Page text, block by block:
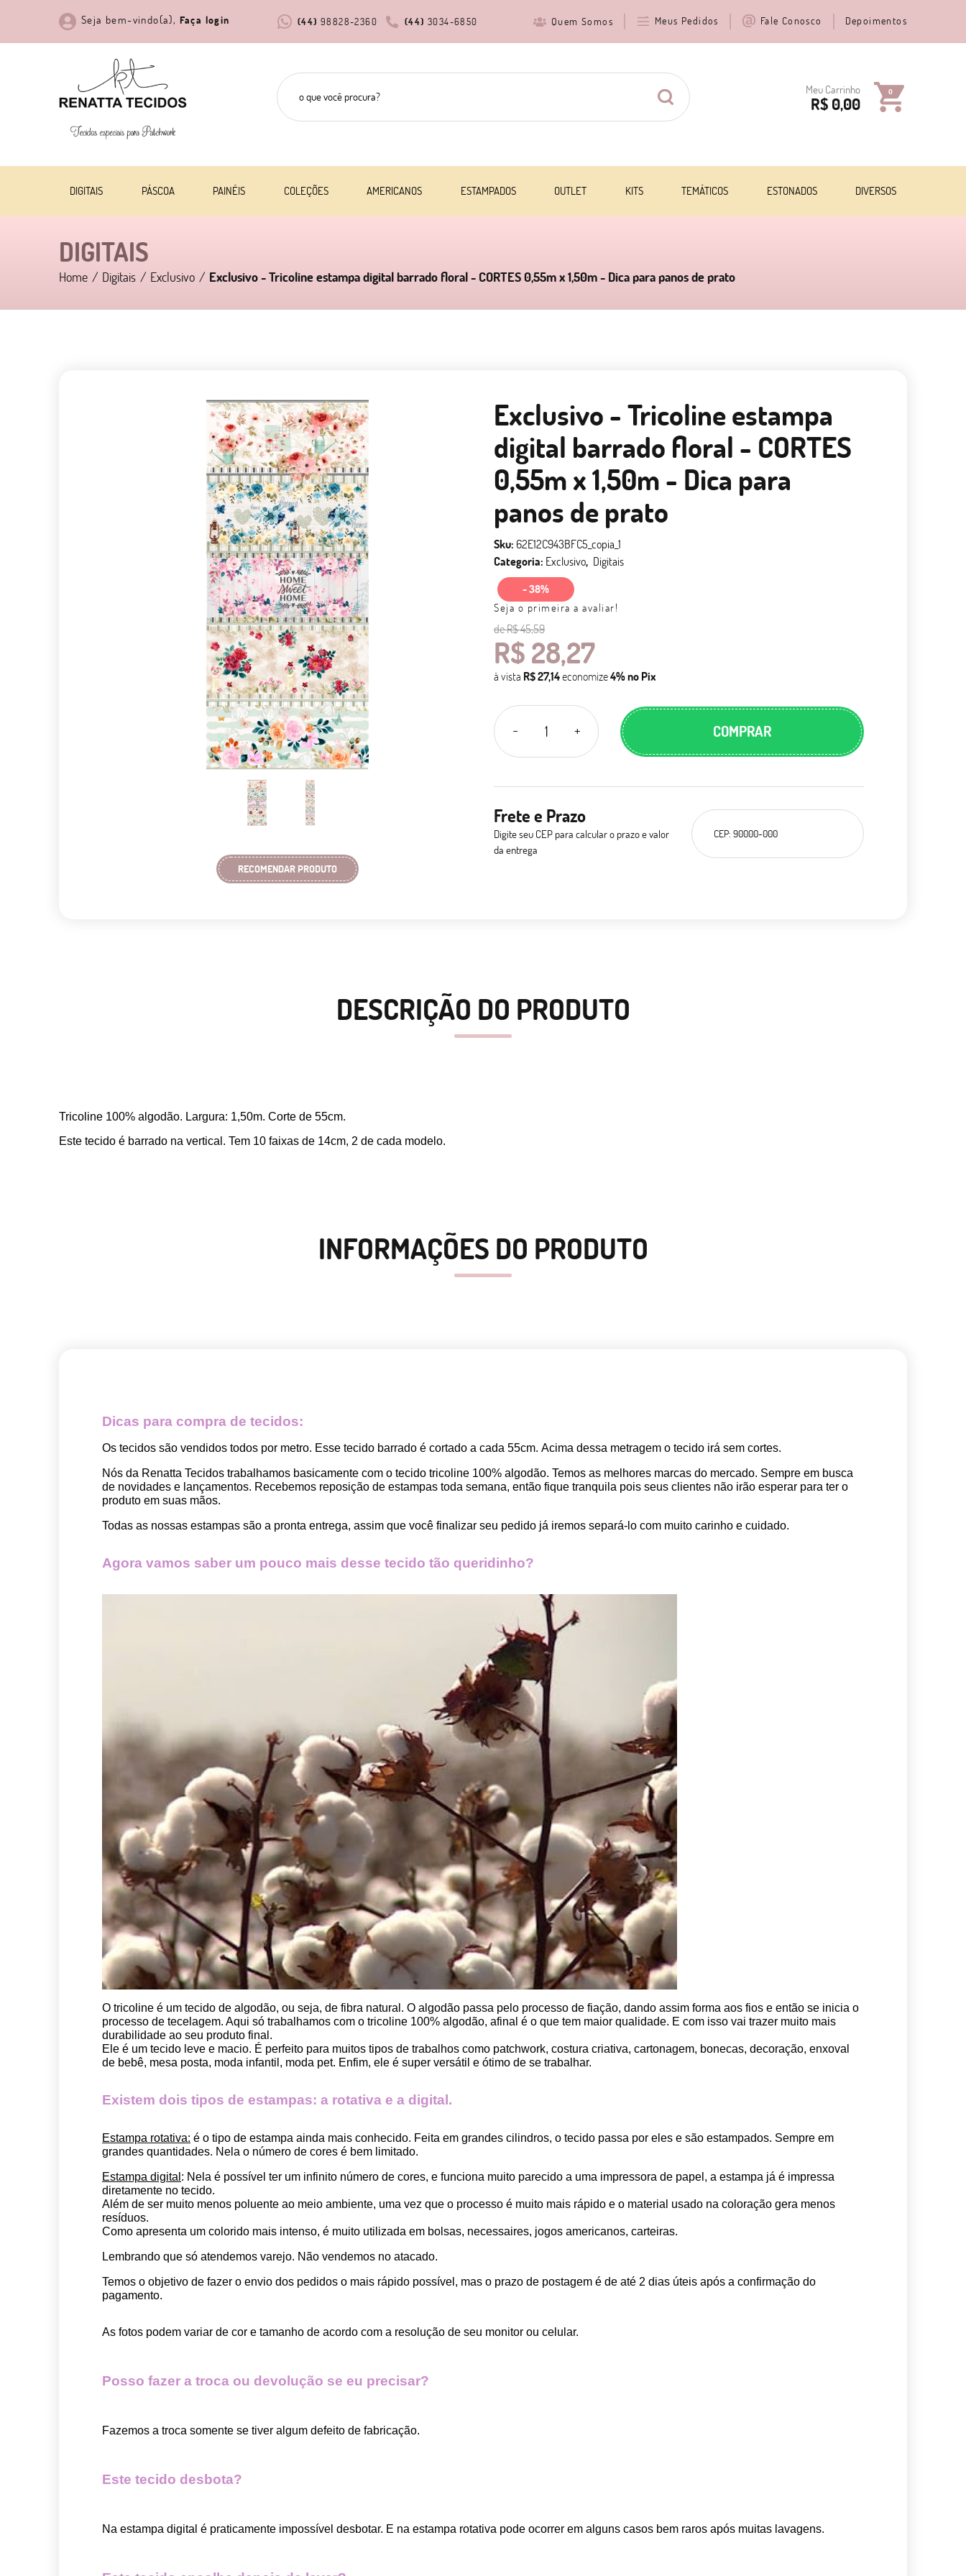
Seja bem-vindo(a), Faça login (44) 3034-6850
(44) 98828-2360 Quem Somos Meus Pedidos Fale Conosco Depoimentos
Meu Carrinho 0
R$ 0,00
DIGITAIS PÁSCOA PAINÉIS COLEÇÕES AMERICANOS ESTAMPADOS OUTLET KITS TEMÁTICOS ESTONADOS DIVERSOS
DIGITAIS
Home Digitais Exclusivo Exclusivo - Tricoline estampa digital barrado floral - CORTES 0,55m x 1,50m - Dica para panos de prato
RECOMENDAR PRODUTO
Exclusivo - Tricoline estampa
digital barrado floral - CORTES
0,55m x 1,50m - Dica para
panos de prato
Sku: 62E12C943BFC5_copia_1
Categoria: Exclusivo Digitais
- 38%
Seja o primeira a avaliar!
deR$ 45,59
R$ 28,27
à vista R$ 27,14economize4%no Pix
COMPRAR
Frete e Prazo
Digite seu CEP para calcular o prazo e valor
da entrega
DESCRIÇÃO DO PRODUTO
Tricoline 100% algodão. Largura: 1,50m. Corte de 55cm.
Este tecido é barrado na vertical. Tem 10 faixas de 14cm, 2 de cada modelo.
INFORMAÇÕES DO PRODUTO
Dicas para compra de tecidos:
Os tecidos são vendidos todos por metro. Esse tecido barrado é cortado a cada 55cm. Acima dessa metragem o tecido irá sem cortes.
Nós da Renatta Tecidos trabalhamos basicamente com o tecido tricoline 100% algodão. Temos as melhores marcas do mercado. Sempre em busca
de novidades e lançamentos. Recebemos reposição de estampas toda semana, então fique tranquila pois seus clientes não irão esperar para ter o
produto em suas mãos.
Todas as nossas estampas são a pronta entrega, assim que você finalizar seu pedido já iremos separá-lo com muito carinho e cuidado.
Agora vamos saber um pouco mais desse tecido tão queridinho?
O tricoline é um tecido de algodão, ou seja, de fibra natural. O algodão passa pelo processo de fiação, dando assim forma aos fios e então se inicia o
processo de tecelagem. Aqui só trabalhamos com o tricoline 100% algodão, afinal é o que tem maior qualidade. E com isso vai trazer muito mais
durabilidade ao seu produto final.
Ele é um tecido leve e macio. É perfeito para muitos tipos de trabalhos como patchwork, costura criativa, cartonagem, bonecas, decoração, enxoval
de bebê, mesa posta, moda infantil, moda pet. Enfim, ele é super versátil e ótimo de se trabalhar.
Existem dois tipos de estampas: a rotativa e a digital.
Estampa rotativa: é o tipo de estampa ainda mais conhecido. Feita em grandes cilindros, o tecido passa por eles e são estampados. Sempre em
grandes quantidades. Nela o número de cores é bem limitado.
Estampa digital : Nela é possível ter um infinito número de cores, e funciona muito parecido a uma impressora de papel, a estampa já é impressa
diretamente no tecido.
Além de ser muito menos poluente ao meio ambiente, uma vez que o processo é muito mais rápido e o material usado na coloração gera menos
resíduos.
Como apresenta um colorido mais intenso, é muito utilizada em bolsas, necessaires, jogos americanos, carteiras.
Lembrando que só atendemos varejo. Não vendemos no atacado.
Temos o objetivo de fazer o envio dos pedidos o mais rápido possível, mas o prazo de postagem é de até 2 dias úteis após a confirmação do
pagamento.
As fotos podem variar de cor e tamanho de acordo com a resolução de seu monitor ou celular.
Posso fazer a troca ou devolução se eu precisar?
Fazemos a troca somente se tiver algum defeito de fabricação.
Este tecido desbota?
Na estampa digital é praticamente impossível desbotar. E na estampa rotativa pode ocorrer em alguns casos bem raros após muitas lavagens.